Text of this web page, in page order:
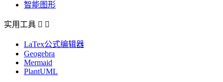
智能图形
实用工具  
LaTex公式编辑器
Geogebra
Mermaid
PlantUML